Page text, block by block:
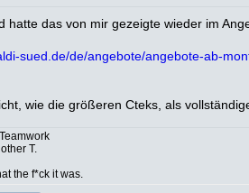
hatte das von mir gezeigte wieder im
sued.de/de/angebote/angebote-ab-
wie die größeren Cteks, als
T.
the f*ck it was.